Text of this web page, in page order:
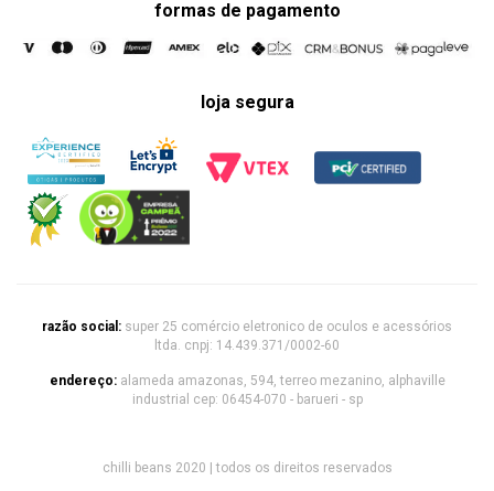
formas de pagamento
loja segura
razão social: super 25 comércio eletronico de oculos e acessórios
ltda. cnpj: 14.439.371/0002-60
endereço: alameda amazonas, 594, terreo mezanino, alphaville
industrial cep: 06454-070 - barueri - sp
chilli beans 2020 | todos os direitos reservados